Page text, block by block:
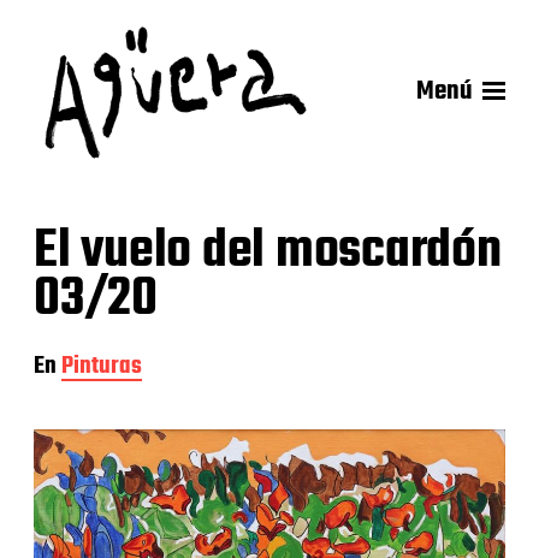
Menú
El vuelo del moscardón
03/20
EnPinturas